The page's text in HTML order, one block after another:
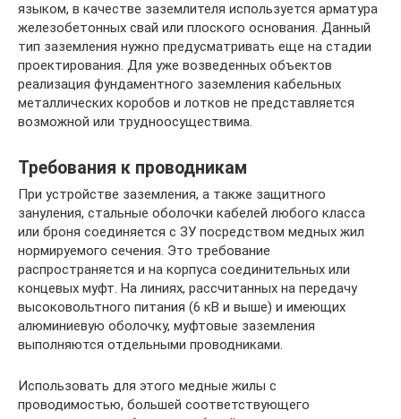
языком, в качестве заземлителя используется арматура
железобетонных свай или плоского основания. Данный
тип заземления нужно предусматривать еще на стадии
проектирования. Для уже возведенных объектов
реализация фундаментного заземления кабельных
металлических коробов и лотков не представляется
возможной или трудноосуществима.
Требования к проводникам
При устройстве заземления, а также защитного
зануления, стальные оболочки кабелей любого класса
или броня соединяется с ЗУ посредством медных жил
нормируемого сечения. Это требование
распространяется и на корпуса соединительных или
концевых муфт. На линиях, рассчитанных на передачу
высоковольтного питания (6 кВ и выше) и имеющих
алюминиевую оболочку, муфтовые заземления
выполняются отдельными проводниками.
Использовать для этого медные жилы с
проводимостью, большей соответствующего